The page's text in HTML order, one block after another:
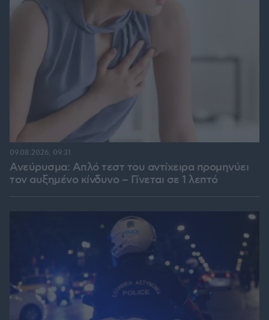
Ανεύρυσμα: Απλό τεστ του αντίχειρα προμηνύει
τον αυξημένο κίνδυνο – Γίνεται σε 1 λεπτό
09.08.2026, 09:31